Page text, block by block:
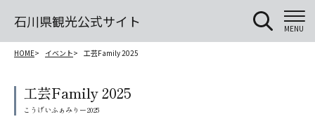
石川県観光公式サイト MENU
HOME イベント 工芸Family 2025
工芸Family 2025